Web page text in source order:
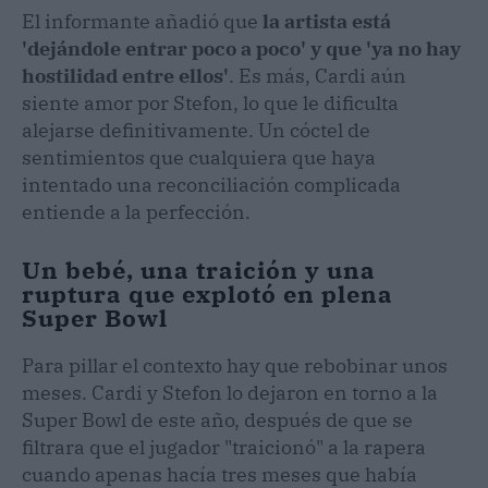
El informante añadió que la artista está
'dejándole entrar poco a poco' y que 'ya no hay
hostilidad entre ellos'. Es más, Cardi aún
siente amor por Stefon, lo que le dificulta
alejarse definitivamente. Un cóctel de
sentimientos que cualquiera que haya
intentado una reconciliación complicada
entiende a la perfección.
Un bebé, una traición y una
ruptura que explotó en plena
Super Bowl
Para pillar el contexto hay que rebobinar unos
meses. Cardi y Stefon lo dejaron en torno a la
Super Bowl de este año, después de que se
filtrara que el jugador "traicionó" a la rapera
cuando apenas hacía tres meses que había